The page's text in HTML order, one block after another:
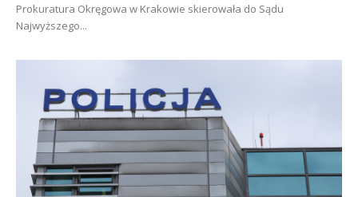
Prokuratura Okręgowa w Krakowie skierowała do Sądu
Najwyższego...